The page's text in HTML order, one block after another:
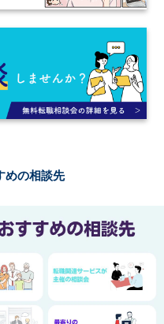
めの相談先